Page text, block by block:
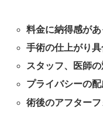
料金に納得感が
手術の仕上がり
スタッフ、医師
プライバシーの
術後のアフター